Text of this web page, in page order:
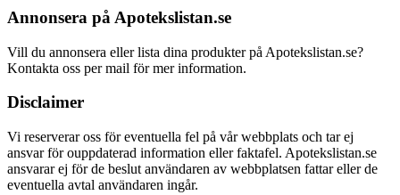
Annonsera på Apotekslistan.se
Vill du annonsera eller lista dina produkter på Apotekslistan.se?
Kontakta oss per mail för mer information.
Disclaimer
Vi reserverar oss för eventuella fel på vår webbplats och tar ej
ansvar för ouppdaterad information eller faktafel. Apotekslistan.se
ansvarar ej för de beslut användaren av webbplatsen fattar eller de
eventuella avtal användaren ingår.